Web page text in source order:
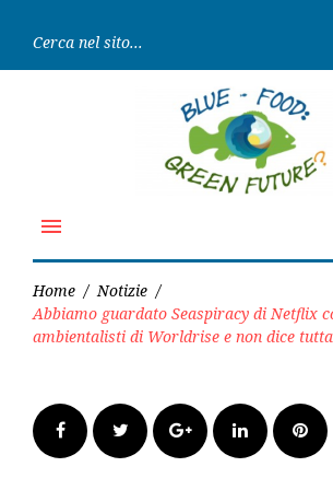
content
menu
Home / Notizie /
Abbiamo guardato Seaspiracy di Netflix
ambientalisti di Worldrise e non dice
FacebookTwitter Google+LinkedIn